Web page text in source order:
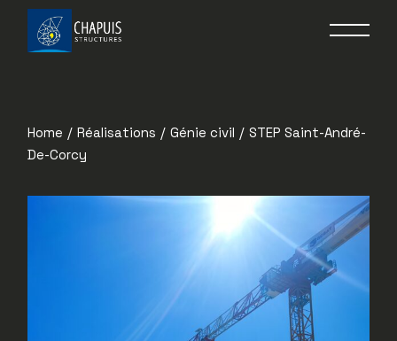
Home Réalisations Génie civil
STEP Saint-André-
De-Corcy